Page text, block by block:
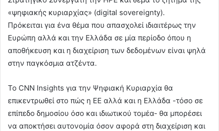
«ψηφιακής κυριαρχίας» (digital sovereignty).
Πρόκειται για ένα θέμα που απασχολεί ιδιαιτέρως την
Ευρώπη αλλά και την Ελλάδα σε μία περίοδο όπου η
αποθήκευση και η διαχείριση των δεδομένων είναι ψηλά
στην παγκόσμια ατζέντα.
Το CNN Insights για την Ψηφιακή Κυριαρχία θα
επικεντρωθεί στο πώς η ΕΕ αλλά και η Ελλάδα -τόσο σε
επίπεδο δημοσίου όσο και ιδιωτικού τομέα- θα μπορέσει
να αποκτήσει αυτονομία όσον αφορά στη διαχείριση και